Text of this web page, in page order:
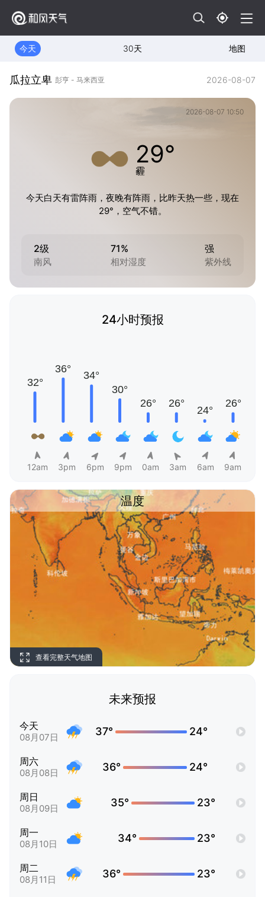
今天 30天 地图
瓜拉立卑 彭亨 - 马来西亚 2026-08-07
2026-08-07 10:50
29°
霾
今天白天有雷阵雨，夜晚有阵雨，比昨天热一些，现在
29°，空气不错。
2级
南风
71%
相对湿度
强
紫外线
24小时预报
12am 3pm 6pm 9pm 0am 3am 6am 9am
温度
查看完整天气地图
未来预报
今天
08月07日 37° 24°
周六
08月08日 36° 24°
周日
08月09日 35° 23°
周一
08月10日 34° 23°
周二
08月11日 36° 23°